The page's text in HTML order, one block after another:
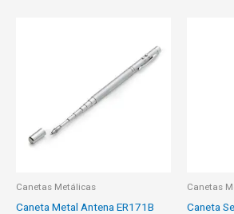
Canetas Metálicas
Caneta Metal Antena ER171B
Canetas
Caneta